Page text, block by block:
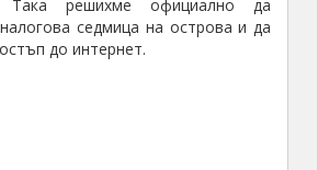
Така решихме официално да
седмица на острова и да
до интернет.